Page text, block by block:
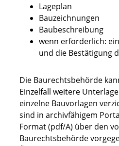
Lageplan
Bauzeichnungen
Baubeschreibung
wenn erforderlich:
und die Bestätigung
Die Baurechtsbehörde
Einzelfall weitere
einzelne Bauvorlagen
sind in archivfähigem
Format (pdf/A) über den
Baurechtsbehörde